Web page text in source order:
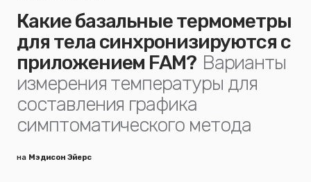
Какие базальные термометры
для тела синхронизируются с
приложением FAM? Варианты
измерения температуры для
составления графика
симптоматического метода
на Мэдисон Эйерс